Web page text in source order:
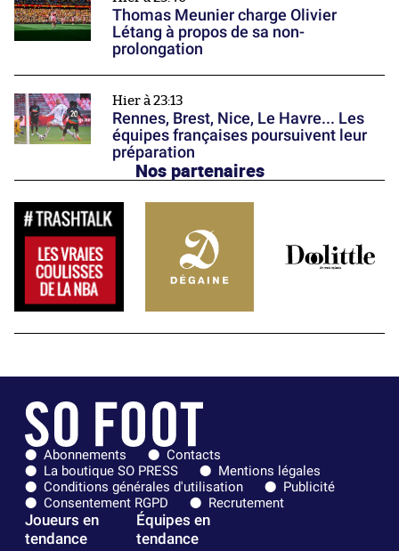
Thomas Meunier charge Olivier
Létang à propos de sa non-
prolongation
Hier à 23:13
Rennes, Brest, Nice, Le Havre... Les
équipes françaises poursuivent leur
préparation
Nos partenaires
Abonnements
Contacts
La boutique SO PRESS
Mentions légales
Conditions générales d'utilisation
Publicité
Consentement RGPD
Recrutement
Joueurs en
tendance
Équipes en
tendance